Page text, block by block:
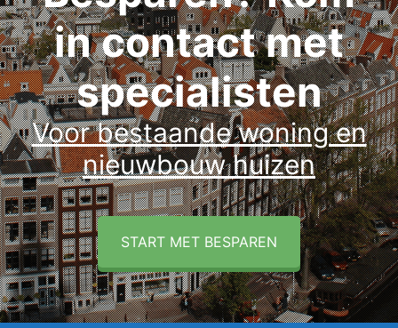
in contact met
specialisten
Voor bestaande woning en
nieuwbouw huizen
START MET BESPAREN